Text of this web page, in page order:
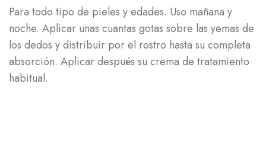
Para todo tipo de pieles y edades. Uso mañana y
noche. Aplicar unas cuantas gotas sobre las yemas de
los dedos y distribuir por el rostro hasta su completa
absorción. Aplicar después su crema de tratamiento
habitual.